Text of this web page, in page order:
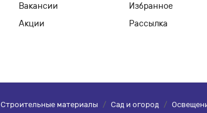
Вакансии
Акции
Избранное
Рассылка
Строительные материалы / Сад и огород /